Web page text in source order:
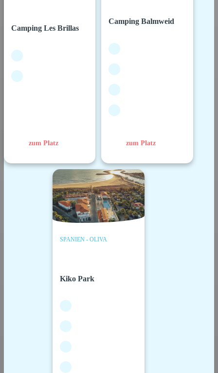
Camping Les Brillas
zum Platz
Camping Balmweid
zum Platz
SPANIEN - OLIVA
Kiko Park